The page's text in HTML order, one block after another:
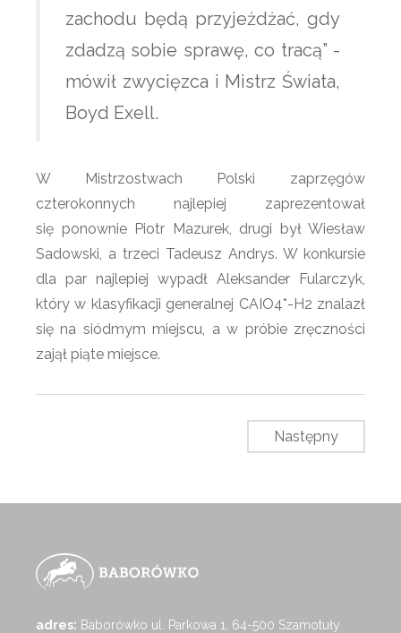
zachodu będą przyjeżdżać, gdy
zdadzą sobie sprawę, co tracą” -
mówił zwycięzca i Mistrz Świata,
Boyd Exell.
W Mistrzostwach Polski zaprzęgów
czterokonnych najlepiej zaprezentował
się ponownie Piotr Mazurek, drugi był Wiesław
Sadowski, a trzeci Tadeusz Andrys. W konkursie
dla par najlepiej wypadł Aleksander Fularczyk,
który w klasyfikacji generalnej CAIO4*-H2 znalazł
się na siódmym miejscu, a w próbie zręczności
zajął piąte miejsce.
Następny
adres: Baborówko ul. Parkowa 1, 64-500 Szamotuły